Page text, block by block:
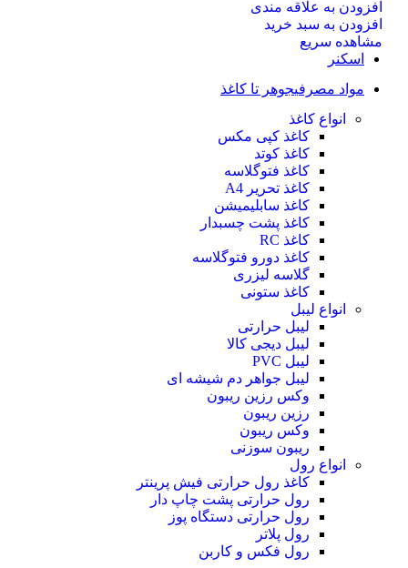
افزودن به علاقه مندی
افزودن به سبد خرید
مشاهده سریع
اسکنر
مواد مصرفیجوهر تا کاغذ
انواع کاغذ
کاغذ کپی مکس
کاغذ کوتد
کاغذ فتوگلاسه
کاغذ تحریر A4
کاغذ سابلیمیشن
کاغذ پشت چسبدار
کاغذ RC
کاغذ دورو فتوگلاسه
گلاسه لیزری
کاغذ ستونی
انواع لیبل
لیبل حرارتی
لیبل دیجی کالا
لیبل PVC
لیبل جواهر دم شیشه ای
وکس رزین ریبون
رزین ریبون
وکس ریبون
ریبون سوزنی
انواع رول
کاغذ رول حرارتی فیش پرینتر
رول حرارتی پشت چاپ دار
رول حرارتی دستگاه پوز
رول پلاتر
رول فکس و کاربن